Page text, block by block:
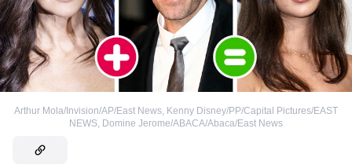
Arthur Mola/Invision/AP/East News, Kenny Disney/PP/Capital Pictures/EAST
NEWS, Domine Jerome/ABACA/Abaca/East News